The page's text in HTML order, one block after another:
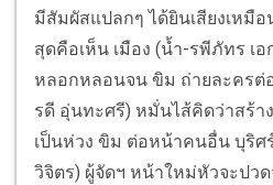
มีสัมผัสแปลกๆ ได้ยินเสียงเหมื
สุดคือเห็น เมือง (น้ำ-รพีภัทร เ
หลอกหลอนจน ขิม ถ่ายละครต่
รดี อุ่นทะศรี) หมั่นไส้คิดว่าสร้า
เป็นห่วง ขิม ต่อหน้าคนอื่น บุริศ
วิจิตร) ผู้จัดฯ หน้าใหม่หัวจะปว